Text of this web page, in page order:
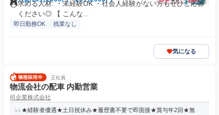
求める人材: ・未経験OK ・社会人経験がない方もぜひご応募
ください◎ 【 こんな...
即日勤務OK 残業なし
気になる
正社員
物流会社の配車 内勤営業
司企業株式会社
★経験者優遇★土日祝休み★履歴書不要で即面接★賞与年2回★無